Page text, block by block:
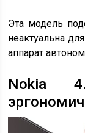
Эта модель
неактуальна
аппарат
Nokia